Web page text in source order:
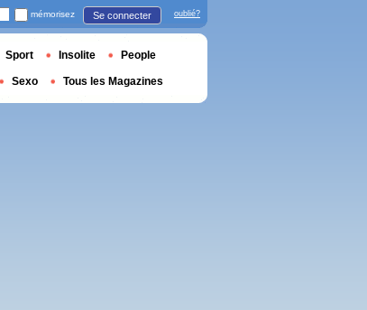
mémorisez Se connecter oublié?
Sport Insolite People
Sexo Tous les Magazines